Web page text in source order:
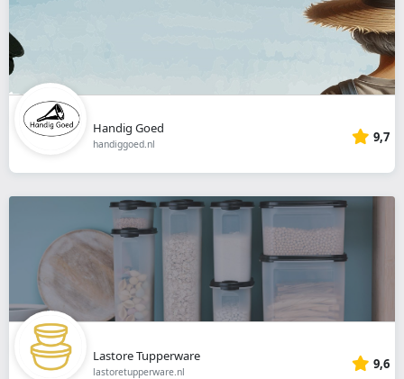
Handig Goed
handiggoed.nl 9,7
Lastore Tupperware
lastoretupperware.nl 9,6